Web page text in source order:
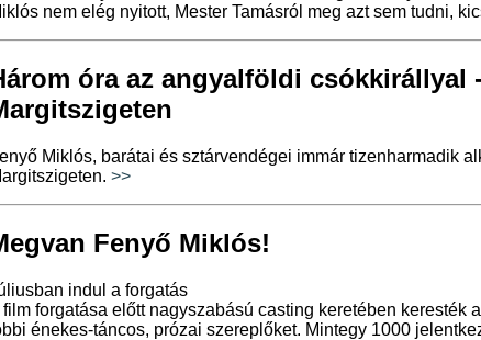
nem elég nyitott, Mester Tamásról meg azt sem tudni,
óra az angyalföldi csókkirállyal
Miklós, barátai és sztárvendégei immár tizenharmadik
>>
Fenyő Miklós!
indul a forgatás
film forgatása előtt nagyszabású casting keretében keresték
énekes-táncos, prózai szereplőket. Mintegy 1000